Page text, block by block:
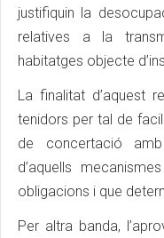
justifiquin la
relatives a la
habitatges objecte
La finalitat d’aquest
tenidors per tal de
de concertació amb
d’aquells
obligacions i que
Per altra banda,